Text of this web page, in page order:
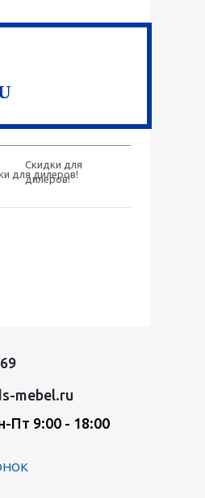
Скидки для
дилеров!
mebel.ru
Пт 9:00 - 18:00